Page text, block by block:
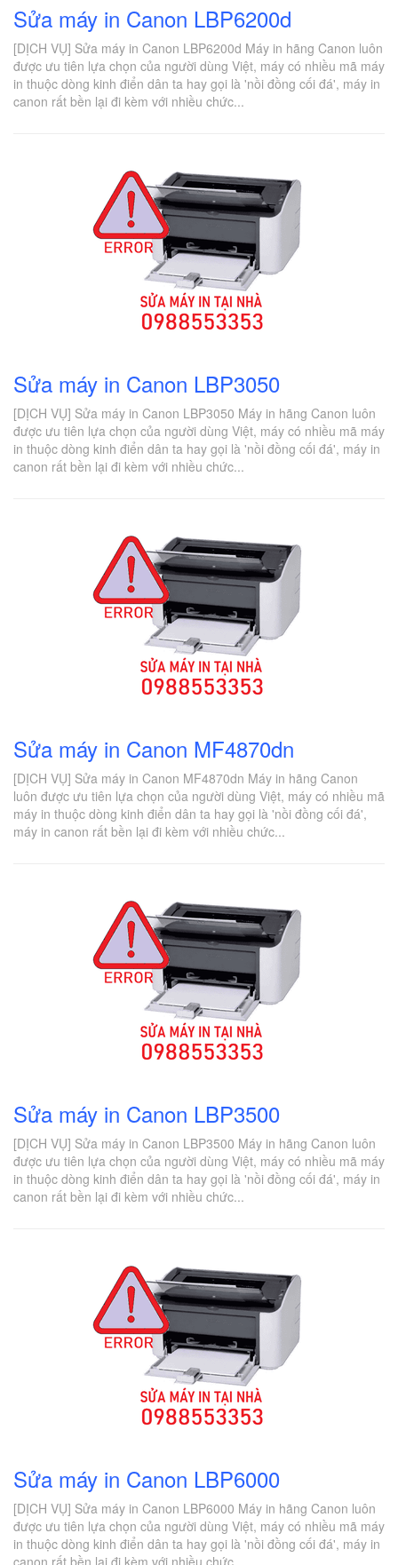
Sửa máy in Canon LBP6200d
[DỊCH VỤ] Sửa máy in Canon LBP6200d Máy in hãng Canon luôn
được ưu tiên lựa chọn của người dùng Việt, máy có nhiều mã máy
in thuộc dòng kinh điển dân ta hay gọi là 'nồi đồng cối đá', máy in
canon rất bền lại đi kèm với nhiều chức...
Sửa máy in Canon LBP3050
[DỊCH VỤ] Sửa máy in Canon LBP3050 Máy in hãng Canon luôn
được ưu tiên lựa chọn của người dùng Việt, máy có nhiều mã máy
in thuộc dòng kinh điển dân ta hay gọi là 'nồi đồng cối đá', máy in
canon rất bền lại đi kèm với nhiều chức...
Sửa máy in Canon MF4870dn
[DỊCH VỤ] Sửa máy in Canon MF4870dn Máy in hãng Canon
luôn được ưu tiên lựa chọn của người dùng Việt, máy có nhiều mã
máy in thuộc dòng kinh điển dân ta hay gọi là 'nồi đồng cối đá',
máy in canon rất bền lại đi kèm với nhiều chức...
Sửa máy in Canon LBP3500
[DỊCH VỤ] Sửa máy in Canon LBP3500 Máy in hãng Canon luôn
được ưu tiên lựa chọn của người dùng Việt, máy có nhiều mã máy
in thuộc dòng kinh điển dân ta hay gọi là 'nồi đồng cối đá', máy in
canon rất bền lại đi kèm với nhiều chức...
Sửa máy in Canon LBP6000
[DỊCH VỤ] Sửa máy in Canon LBP6000 Máy in hãng Canon luôn
được ưu tiên lựa chọn của người dùng Việt, máy có nhiều mã máy
in thuộc dòng kinh điển dân ta hay gọi là 'nồi đồng cối đá', máy in
canon rất bền lại đi kèm với nhiều chức...